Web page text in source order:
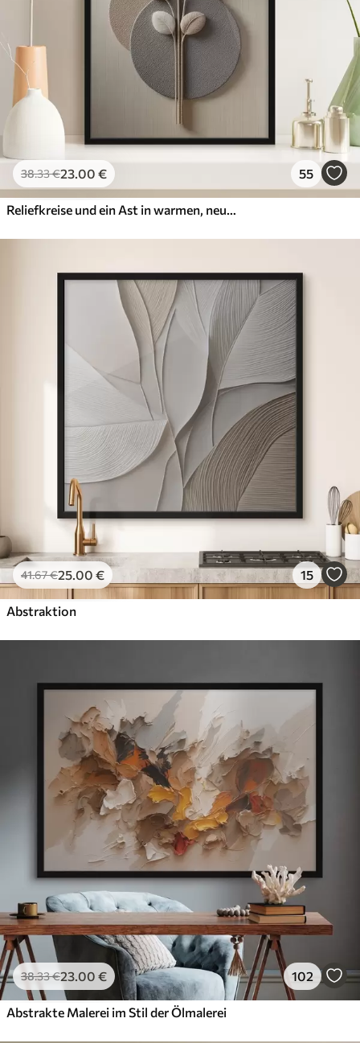
38.33€23.00 € 55
Reliefkreise und ein Ast in warmen, neutralen Farbtönen
41.67€25.00 € 15
Abstraktion
38.33€23.00 € 102
Abstrakte Malerei im Stil der Ölmalerei